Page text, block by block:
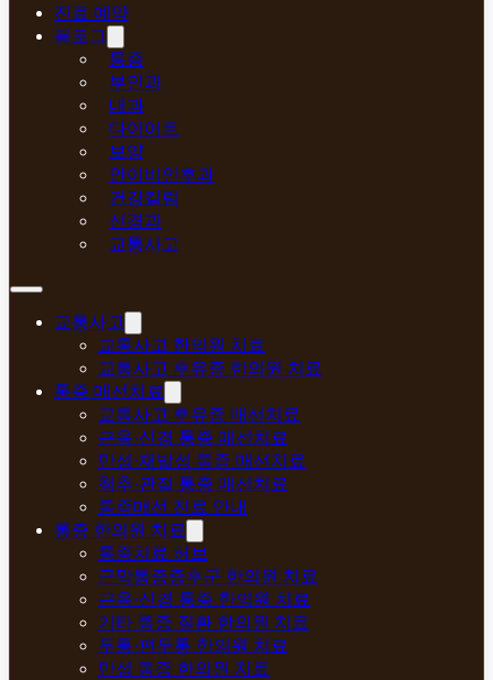
진료 예약
블로그
통증
부인과
내과
다이어트
보양
안이비인후과
건강칼럼
신경과
교통사고
교통사고
교통사고 한의원 치료
교통사고 후유증 한의원 치료
통증 매선치료
교통사고 후유증 매선치료
근육·신경 통증 매선치료
만성·재발성 통증 매선치료
척추·관절 통증 매선치료
통증매선 진료 안내
통증 한의원 치료
통증치료 허브
근막통증증후군 한의원 치료
근육·신경 통증 한의원 치료
기타 통증 질환 한의원 치료
두통·편두통 한의원 치료
만성 통증 한의원 치료